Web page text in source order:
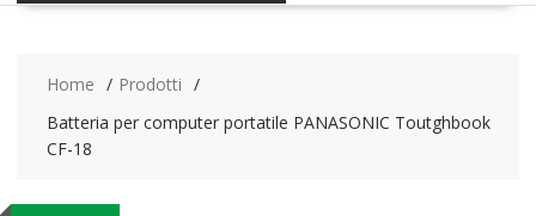
Home
Prodotti
Batteria per computer portatile PANASONIC Toutghbook
CF-18